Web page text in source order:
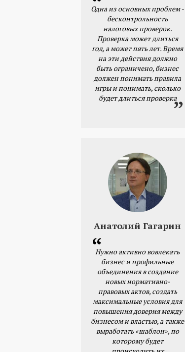
Одна из основных проблем -
бесконтрольность
налоговых проверок.
Проверка может длиться
год, а может пять лет. Время
на эти действия должно
быть ограничено, бизнес
должен понимать правила
игры и понимать, сколько
будет длиться проверка
Анатолий Гагарин
Нужно активно вовлекать
бизнес и профильные
объединения в создание
новых нормативно-
правовых актов, создать
максимальные условия для
повышения доверия между
бизнесом и властью, а также
выработать «шаблон», по
которому будет